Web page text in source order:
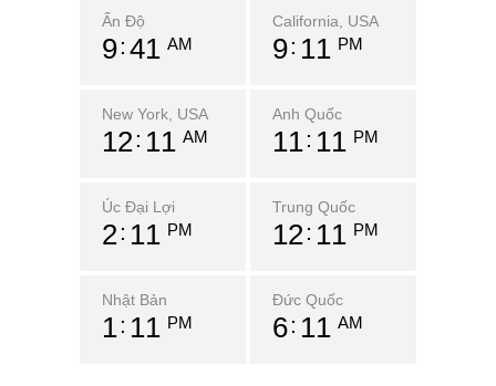
Ấn Độ
9 41 AM
California, USA
9 11 PM
New York, USA
12 11 AM
Anh Quốc
11 11 PM
Úc Đại Lợi
2 11 PM
Trung Quốc
12 11 PM
Nhật Bản
1 11 PM
Đức Quốc
6 11 AM